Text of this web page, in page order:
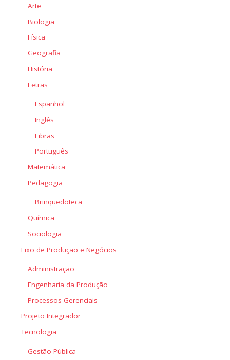
Arte
Biologia
Física
Geografia
História
Letras
Espanhol
Inglês
Libras
Português
Matemática
Pedagogia
Brinquedoteca
Química
Sociologia
Eixo de Produção e Negócios
Administração
Engenharia da Produção
Processos Gerenciais
Projeto Integrador
Tecnologia
Gestão Pública